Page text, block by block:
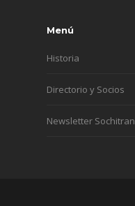
Menú
Historia
Directorio y Socios
Newsletter Sochitran